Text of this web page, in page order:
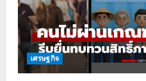
เศรษฐกิจ